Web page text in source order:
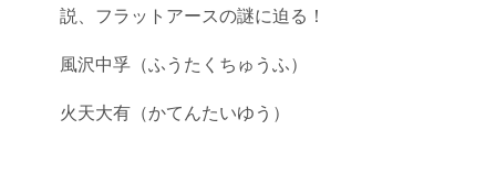
説、フラットアースの謎に迫る！
風沢中孚（ふうたくちゅうふ）
火天大有（かてんたいゆう）